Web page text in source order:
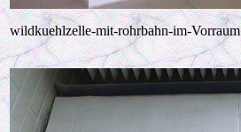
wildkuehlzelle-mit-rohrbahn-im-Vorraum